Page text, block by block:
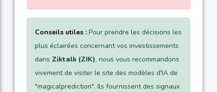
Conseils utiles : Pour prendre les décisions les
plus éclairées concernant vos investissements
dans Ziktalk (ZIK), nous vous recommandons
vivement de visiter le site des modèles d'IA de
"magicalprediction". Ils fournissent des signaux